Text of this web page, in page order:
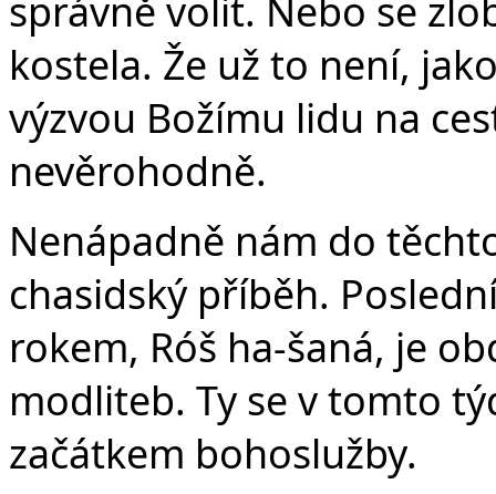
správně volit. Nebo se
kostela. Že už to není,
výzvou Božímu lidu na
nevěrohodně.
Nenápadně nám do
chasidský příběh.
rokem, Róš ha-šaná, je
modliteb. Ty se v tomto
začátkem bohoslužby.